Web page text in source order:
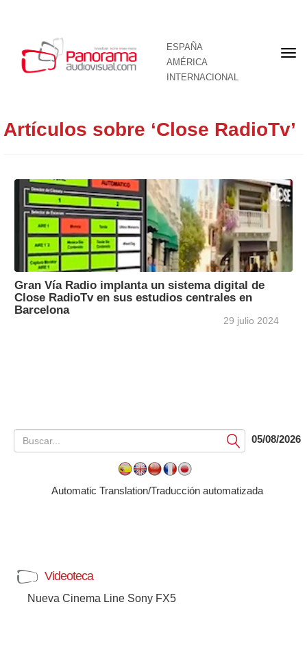
ESPAÑA
AMÉRICA
INTERNACIONAL
Artículos sobre ‘Close RadioTv’
Gran Vía Radio implanta un sistema digital de
Close RadioTv en sus estudios centrales en
Barcelona
29 julio 2024
Submit05/08/2026
Automatic Translation/Traducción automatizada
Videoteca
Nueva Cinema Line Sony FX5